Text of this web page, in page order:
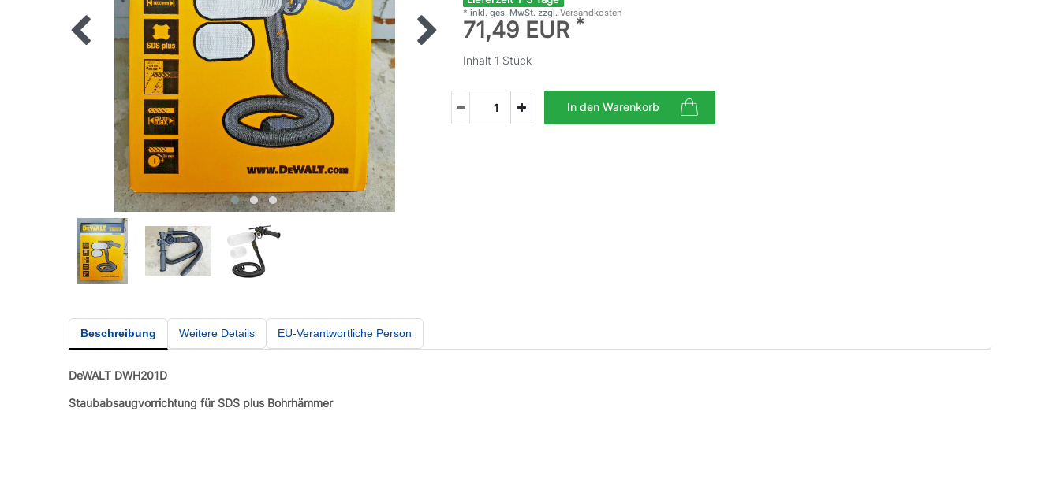
* inkl. ges. MwSt. zzgl. Versandkosten
71,49 EUR *
Inhalt 1 Stück
In den Warenkorb
Beschreibung Weitere Details EU-Verantwortliche Person
DeWALT DWH201D
Staubabsaugvorrichtung für SDS plus Bohrhämmer